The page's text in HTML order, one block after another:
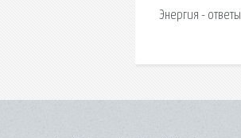
Энергия - ответы